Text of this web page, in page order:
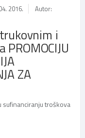
2016.
Autor:
i
ZA
sufinanciranju troškova